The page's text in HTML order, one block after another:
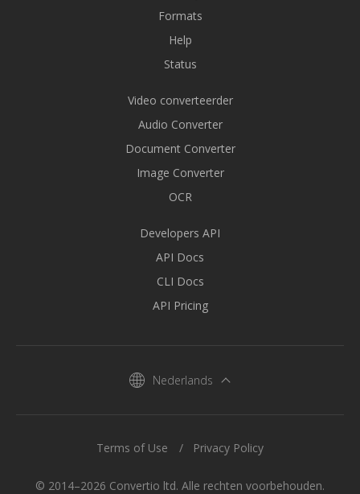
Formats
Help
Status
Video converteerder
Audio Converter
Document Converter
Image Converter
OCR
Developers API
API Docs
CLI Docs
API Pricing
Nederlands
© 2014–2026 Convertio ltd. Alle rechten voorbehouden.
Terms of Use Privacy Policy